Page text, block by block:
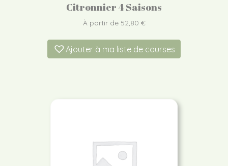
Citronnier 4 Saisons
À partir de 52,80 €
Ajouter à ma liste de courses